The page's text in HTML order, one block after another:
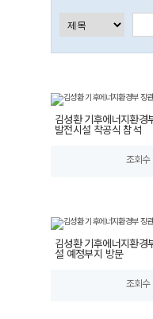
김성환 기후에너지환경
발전시설 착공식 참석
조회
김성환 기후에너지환경
설 예정부지 방문
조회수